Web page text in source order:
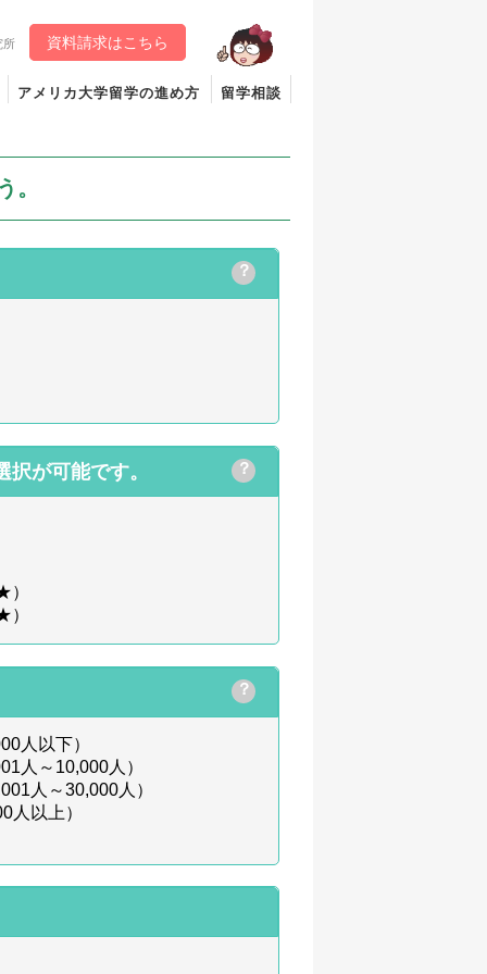
所 資料請求はこちら
アメリカ大学留学の進め方 留学相談
。
？
が可能です。 ？
？
人以下）
人～10,000人）
人～30,000人）
人以上）